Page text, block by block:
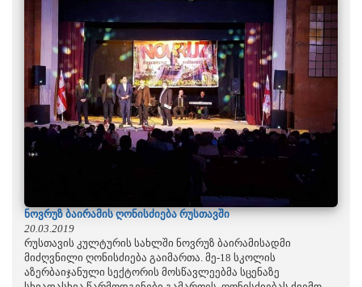
ნოვრუზ ბაირამის ღონისძიება რუსთავში
20.03.2019
რუსთავის კულტურის სახლში ნოვრუზ ბაირამისადმი
მიძღვნილი ღონისძიება გაიმართა. მე-18 სკოლის
აზერბაიჯანული სექტორის მოსწავლეებმა სცენაზე